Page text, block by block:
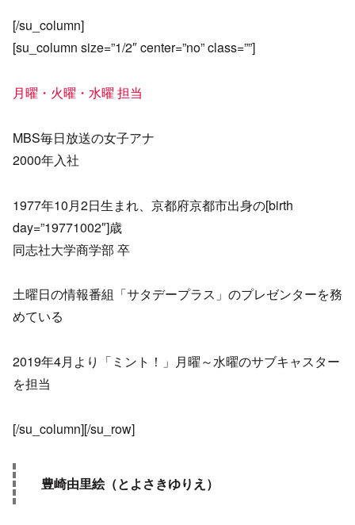
[/su_column]
[su_column size=”1/2″ center=”no” class=””]
月曜・火曜・水曜 担当
MBS毎日放送の女子アナ
2000年入社
1977年10月2日生まれ、京都府京都市出身の[birth
day=”19771002″]歳
同志社大学商学部 卒
土曜日の情報番組「サタデープラス」のプレゼンターを務
めている
2019年4月より「ミント！」月曜～水曜のサブキャスター
を担当
[/su_column][/su_row]
豊崎由里絵（とよさきゆりえ）